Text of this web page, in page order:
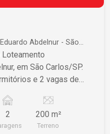
Abdelnur - São
em São Carlos/SP.
e 2 vagas de
é de 200,00 m².
lar em um bairro
2 200 m²
Terreno